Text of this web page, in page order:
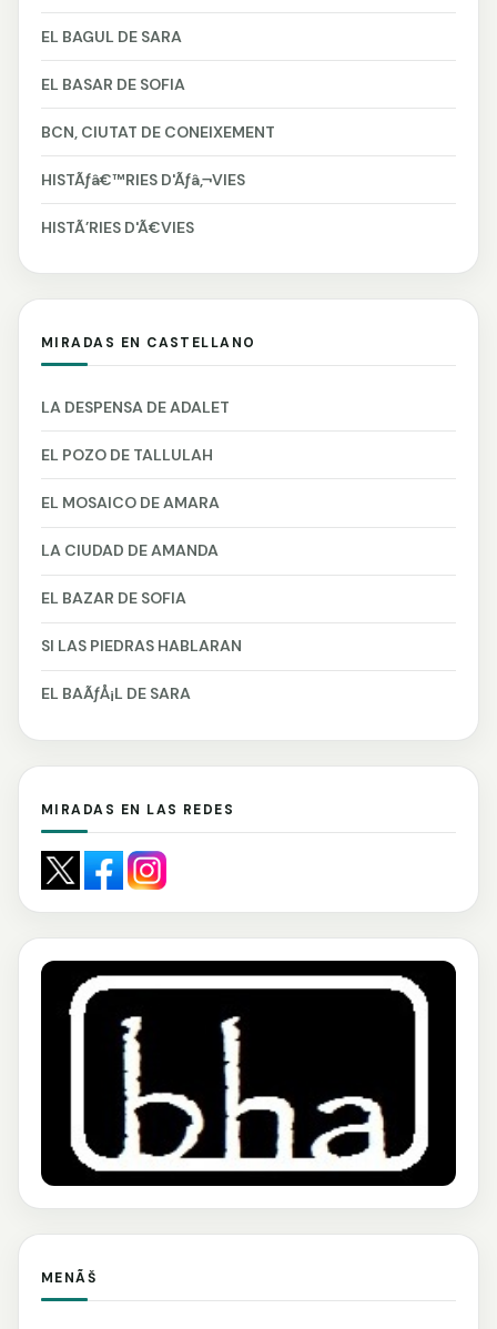
EL BAGUL DE SARA
EL BASAR DE SOFIA
BCN, CIUTAT DE CONEIXEMENT
HISTÃƒâ€™RIES D'Ãƒâ‚¬VIES
HISTÃ’RIES D'Ã€VIES
MIRADAS EN CASTELLANO
LA DESPENSA DE ADALET
EL POZO DE TALLULAH
EL MOSAICO DE AMARA
LA CIUDAD DE AMANDA
EL BAZAR DE SOFIA
SI LAS PIEDRAS HABLARAN
EL BAÃƒÅ¡L DE SARA
MIRADAS EN LAS REDES
MENÃŠ